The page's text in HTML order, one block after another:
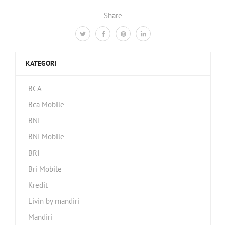
Share
KATEGORI
BCA
Bca Mobile
BNI
BNI Mobile
BRI
Bri Mobile
Kredit
Livin by mandiri
Mandiri